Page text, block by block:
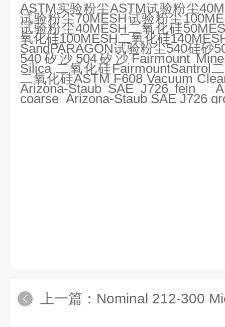
ASTM实验粉尘ASTM试验粉尘
试验粉尘70MESH试验粉尘
试验粉尘40MESH二氧化硅
氧化硅100MESH二氧化硅
SandPARAGON试验粉尘540硅砂
540 矽沙 504矽沙Fairmount
Silica二氧化硅FairmountSantrol
二氧化硅ASTM F608 Vacuum
Arizona-Staub SAE J726 fein
coarse Arizona-Staub SAE J726
上一篇： Nominal 212-300